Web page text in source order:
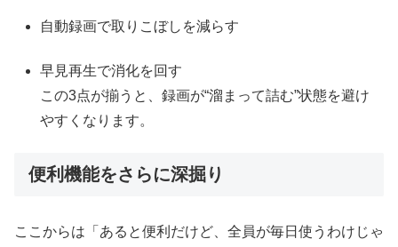
自動録画で取りこぼしを減らす
早見再生で消化を回す
この3点が揃うと、録画が“溜まって詰む”状態を避け
やすくなります。
便利機能をさらに深掘り
ここからは「あると便利だけど、全員が毎日使うわけじゃ